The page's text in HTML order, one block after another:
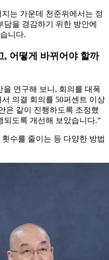
는 가운데 천준위에서는 정
을 경감하기 위한 방안에
니다.
, 어떻게 바뀌어야 할까
연구해 보니, 회의를 대폭
의결 회의를 50퍼센트 이상
은 같이 진행하도록 조정했
되도록 개선해 보았습니다.”
수를 줄이는 등 다양한 방법